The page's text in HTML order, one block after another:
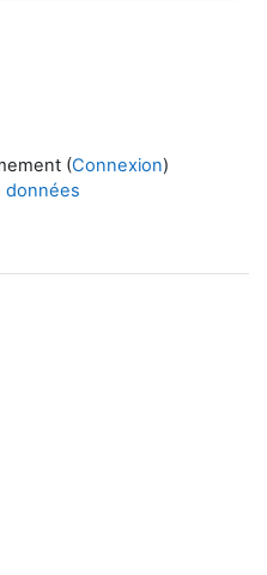
(Connexion)
données